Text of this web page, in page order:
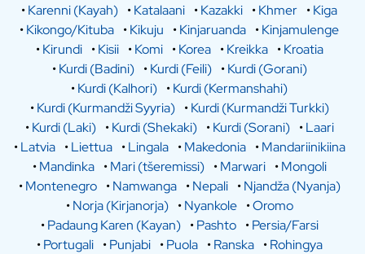
•Karenni (Kayah) •Katalaani •Kazakki •Khmer •Kiga
•Kikongo/Kituba •Kikuju •Kinjaruanda •Kinjamulenge
•Kirundi •Kisii •Komi •Korea •Kreikka •Kroatia
•Kurdi (Badini) •Kurdi (Feili) •Kurdi (Gorani)
•Kurdi (Kalhori) •Kurdi (Kermanshahi)
•Kurdi (Kurmandži Syyria) •Kurdi (Kurmandži Turkki)
•Kurdi (Laki) •Kurdi (Shekaki) •Kurdi (Sorani) •Laari
•Latvia •Liettua •Lingala •Makedonia •Mandariinikiina
•Mandinka •Mari (tšeremissi) •Marwari •Mongoli
•Montenegro •Namwanga •Nepali •Njandža (Nyanja)
•Norja (Kirjanorja) •Nyankole •Oromo
•Padaung Karen (Kayan) •Pashto •Persia/Farsi
•Portugali •Punjabi •Puola •Ranska •Rohingya